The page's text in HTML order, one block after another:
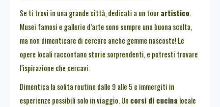
Se ti trovi in una grande città, dedicati a un tourartistico.
Musei famosi e gallerie d’arte sono sempre una buona scelta,
ma non dimenticare di cercare anche gemme nascoste! Le
opere locali raccontano storie sorprendenti, e potresti trovare
l’ispirazione che cercavi.
Dimentica la solita routine dalle 9 alle 5 e immergiti in
esperienze possibili solo in viaggio. Un corsi di cucina locale